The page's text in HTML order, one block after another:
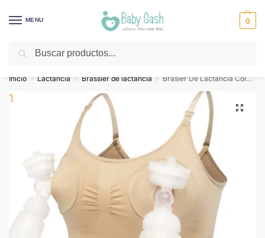
MENU 0
¡Descuentos todos los días! ⚡ Baby Gash
Inicio / Lactancia / Brassier de lactancia / Brasier De Lactancia Color Beige Talla M – Noba